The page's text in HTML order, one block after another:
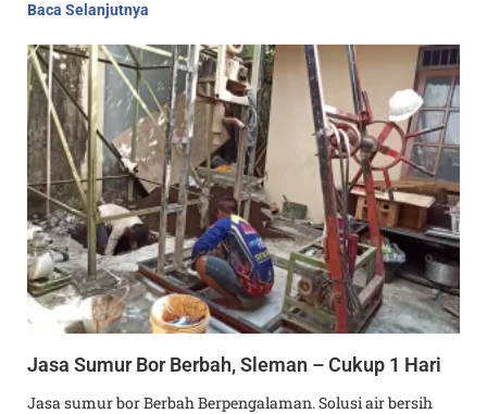
Baca Selanjutnya
Jasa Sumur Bor Berbah, Sleman – Cukup 1 Hari
Jasa sumur bor Berbah Berpengalaman. Solusi air bersih